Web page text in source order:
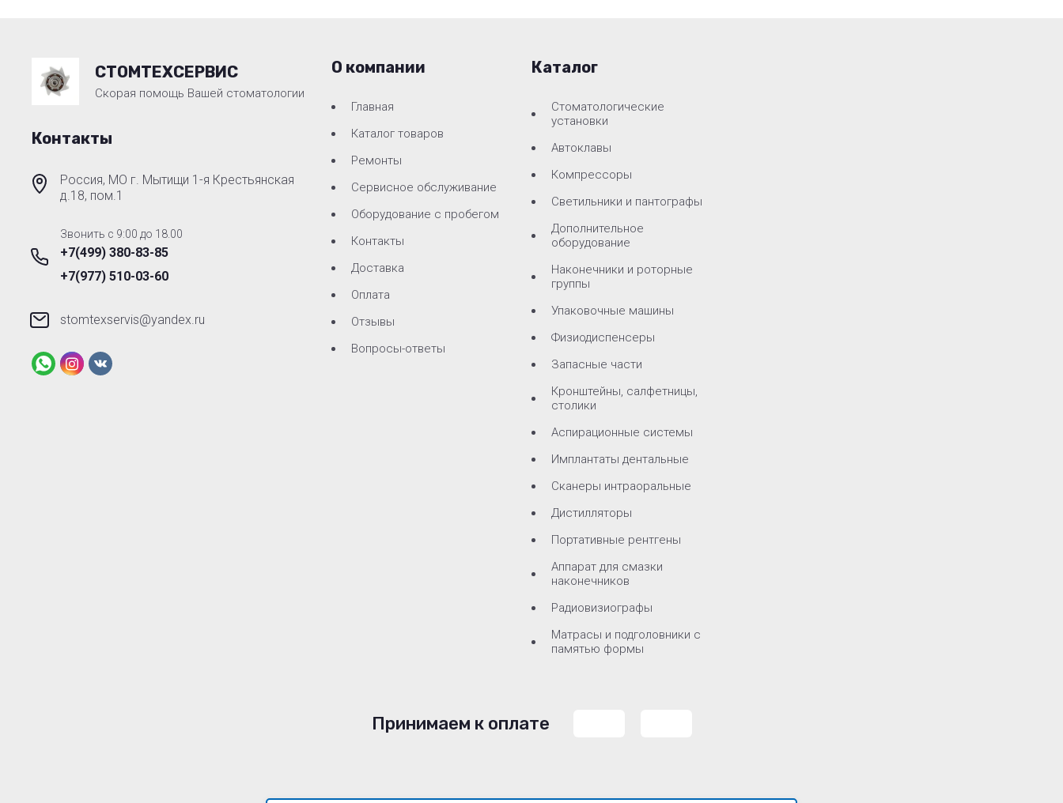
СТОМТЕХСЕРВИС
Скорая помощь Вашей стоматологии
Контакты
Россия, МО г. Мытищи 1-я Крестьянская
д.18, пом.1
Звонить с 9:00 до 18.00
+7(499) 380-83-85
+7(977) 510-03-60
stomtexservis@yandex.ru
О компании
Главная
Каталог товаров
Ремонты
Сервисное обслуживание
Оборудование с пробегом
Контакты
Доставка
Оплата
Отзывы
Вопросы-ответы
Каталог
Стоматологические
установки
Автоклавы
Компрессоры
Светильники и пантографы
Дополнительное
оборудование
Наконечники и роторные
группы
Упаковочные машины
Физиодиспенсеры
Запасные части
Кронштейны, салфетницы,
столики
Аспирационные системы
Имплантаты дентальные
Сканеры интраоральные
Дистилляторы
Портативные рентгены
Аппарат для смазки
наконечников
Радиовизиографы
Матрасы и подголовники с
памятью формы
Принимаем к оплате